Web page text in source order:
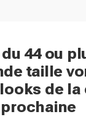
44 ou
taille
de